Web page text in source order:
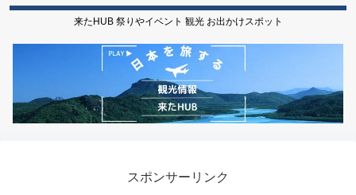
来たHUB 祭りやイベント 観光 お出かけスポット
スポンサーリンク